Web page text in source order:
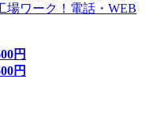
場ワーク！電話・WEB
円
円